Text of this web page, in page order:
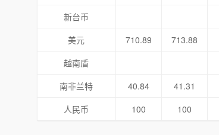
新台币
美元
710.89 713.88
越南盾
南非兰特
40.84 41.31
人民币
100 100